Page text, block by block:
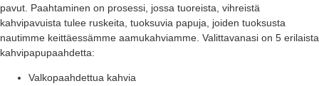
pavut. Paahtaminen on prosessi, jossa tuoreista, vihreistä
kahvipavuista tulee ruskeita, tuoksuvia papuja, joiden tuoksusta
nautimme keittäessämme aamukahviamme. Valittavanasi on 5 erilaista
kahvipapupaahdetta:
Valkopaahdettua kahvia